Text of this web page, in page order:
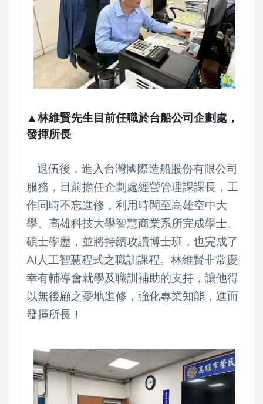
▲林維賢先生目前任職於台船公司企劃處，
發揮所長
退伍後，進入台灣國際造船股份有限公司
服務，目前擔任企劃處經營管理課課長，工
作同時不忘進修，利用時間至高雄空中大
學、高雄科技大學智慧商業系所完成學士、
碩士學歷，並將持續攻讀博士班，也完成了
AI人工智慧程式之職訓課程。林維賢非常慶
幸有輔導會就學及職訓補助的支持，讓他得
以無後顧之憂地進修，強化專業知能，進而
發揮所長！